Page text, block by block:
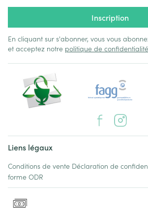
Inscription
En cliquant sur s'abonner, vous vous
et acceptez notre politique de confidentialité
Liens légaux
Conditions de vente Déclaration de
forme ODR